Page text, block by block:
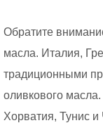
Обратите
масла. Италия,
традиционными
оливкового
Хорватия, Тунис и